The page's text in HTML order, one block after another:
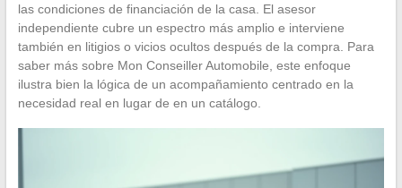
las condiciones de financiación de la casa. El asesor
independiente cubre un espectro más amplio e interviene
también en litigios o vicios ocultos después de la compra. Para
saber más sobre Mon Conseiller Automobile, este enfoque
ilustra bien la lógica de un acompañamiento centrado en la
necesidad real en lugar de en un catálogo.